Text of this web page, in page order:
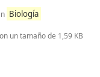
Biología
un tamaño de 1,59 KB